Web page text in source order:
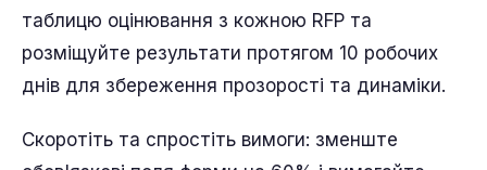
таблицю оцінювання з кожною RFP та
розміщуйте результати протягом 10 робочих
днів для збереження прозорості та динаміки.
Скоротіть та спростіть вимоги: зменште